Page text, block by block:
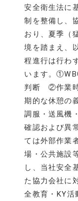
安全衛生法に
制を整備し、
おり、夏季（
境を踏まえ、
程進行は行わ
います。
判断 ②作業時
期的な休憩
調服・送風機
確認および異
ては外部作業
場・公共施設
し、当社安全
た協力会社に
全教育・KY活